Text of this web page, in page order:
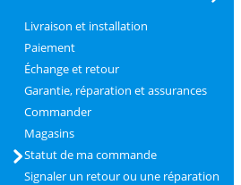
Livraison et installation
Paiement
Échange et retour
Garantie, réparation et assurances
Commander
Magasins
Statut de ma commande
Signaler un retour ou une réparation